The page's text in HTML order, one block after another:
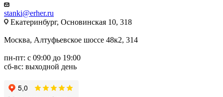
stanki@erher.ru
Екатеринбург, Основинская 10, 318
Москва, Алтуфьевское шоссе 48к2, 314
пн-пт: с 09:00 до 19:00
сб-вс: выходной день